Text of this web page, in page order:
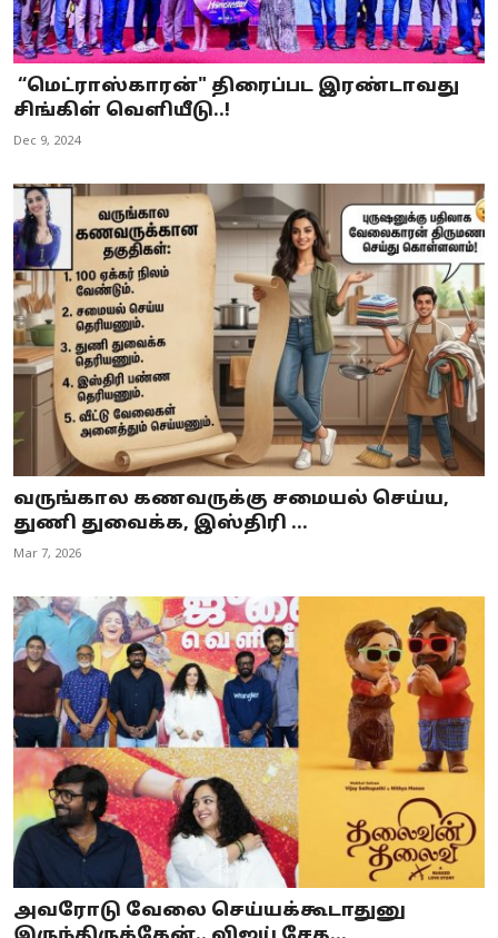
“மெட்ராஸ்காரன்" திரைப்பட இரண்டாவது
சிங்கிள் வெளியீடு..!
Dec 9, 2024
வருங்கால கணவருக்கு சமையல் செய்ய,
துணி துவைக்க, இஸ்திரி ...
Mar 7, 2026
அவரோடு வேலை செய்யக்கூடாதுனு